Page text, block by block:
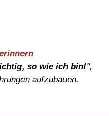
so wie ich bin!",
aufzubauen.